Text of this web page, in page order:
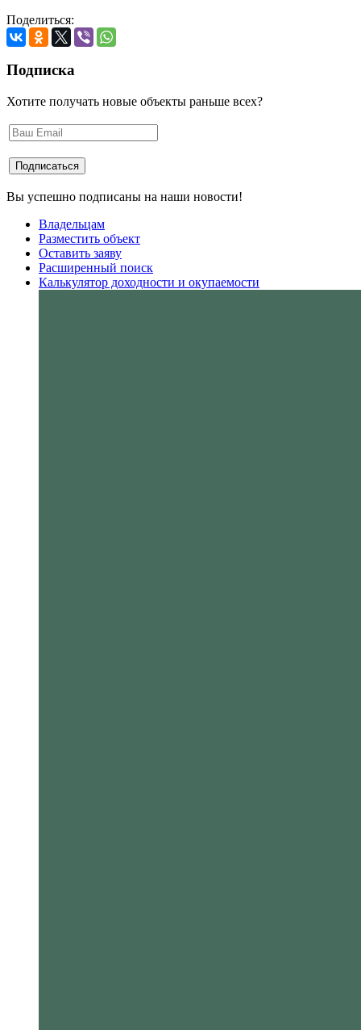
Поделиться:
Подписка
Хотите получать новые объекты раньше всех?
Вы успешно подписаны на наши новости!
Владельцам
Разместить объект
Оставить заяву
Расширенный поиск
Калькулятор доходности и окупаемости